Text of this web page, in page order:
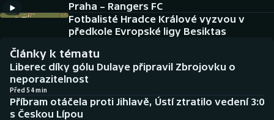
Americký fotbal
Baseball a softbal
Basketbal
Biatlon
NEPŘEHLÉDNĚTE
Soutěže
Historické návraty
Aplikace ČT sport
Praha – Rangers FC
Fotbalisté Hradce Králové vyzvou v
předkole Evropské ligy Besiktas
Články k tématu
Liberec díky gólu Dulaye připravil Zbrojovku o
neporazitelnost
Před 54 min
Příbram otáčela proti Jihlavě, Ústí ztratilo vedení 3:0
s Českou Lípou